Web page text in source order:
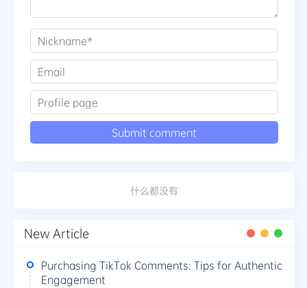
什么都没有
New Article
Purchasing TikTok Comments: Tips for Authentic
Engagement